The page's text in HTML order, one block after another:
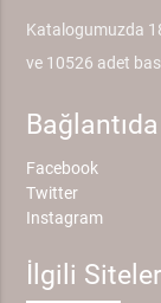
Katalogumuzda
ve 10526 adet
Facebook
Twitter
Instagram
İlgili Siteler